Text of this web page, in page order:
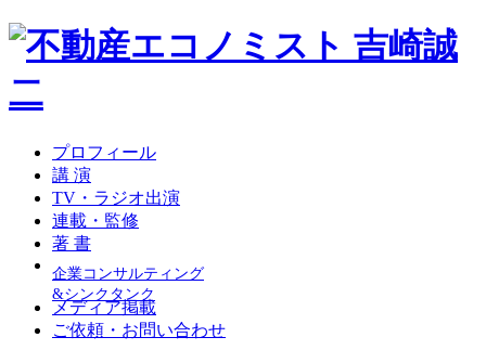
プロフィール
講 演
TV・ラジオ出演
連載・監修
著 書
企業コンサルティング
&シンクタンク
メディア掲載
ご依頼・お問い合わせ